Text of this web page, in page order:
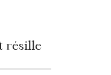
résille